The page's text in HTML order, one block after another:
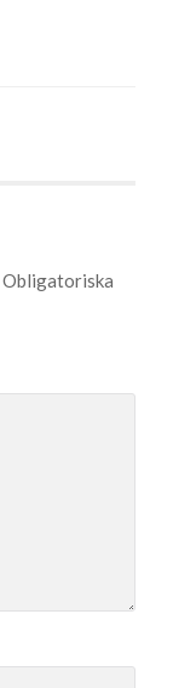
Obligatoriska